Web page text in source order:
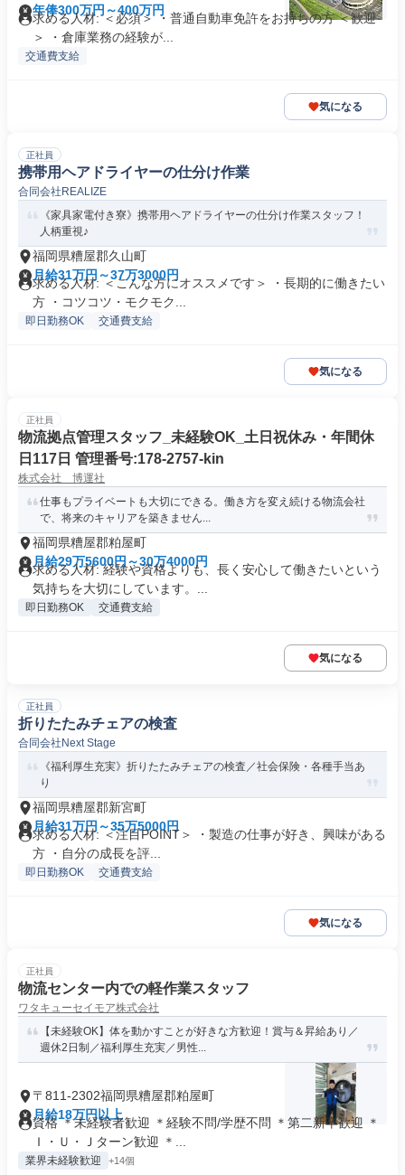
年俸300万円～400万円
求める人材: ＜必須＞ ・普通自動車免許をお持ちの方 ＜歓迎
＞ ・倉庫業務の経験が...
交通費支給
気になる
正社員
携帯用ヘアドライヤーの仕分け作業
合同会社REALIZE
《家具家電付き寮》携帯用ヘアドライヤーの仕分け作業スタッフ！
人柄重視♪
福岡県糟屋郡久山町
月給31万円～37万3000円
求める人材: ＜こんな方にオススメです＞ ・長期的に働きたい
方 ・コツコツ・モクモク...
即日勤務OK 交通費支給
気になる
正社員
物流拠点管理スタッフ_未経験OK_土日祝休み・年間休
日117日 管理番号:178-2757-kin
株式会社 博運社
仕事もプライベートも大切にできる。働き方を変え続ける物流会社
で、将来のキャリアを築きません...
福岡県糟屋郡粕屋町
月給29万5600円～30万4000円
求める人材: 経験や資格よりも、長く安心して働きたいという
気持ちを大切にしています。...
即日勤務OK 交通費支給
気になる
正社員
折りたたみチェアの検査
合同会社Next Stage
《福利厚生充実》折りたたみチェアの検査／社会保険・各種手当あ
り
福岡県糟屋郡新宮町
月給31万円～35万5000円
求める人材: ＜注目POINT＞ ・製造の仕事が好き、興味がある
方 ・自分の成長を評...
即日勤務OK 交通費支給
気になる
正社員
物流センター内での軽作業スタッフ
ワタキューセイモア株式会社
【未経験OK】体を動かすことが好きな方歓迎！賞与＆昇給あり／
週休2日制／福利厚生充実／男性...
〒811-2302福岡県糟屋郡粕屋町
月給18万円以上
資格 ＊未経験者歓迎 ＊経験不問/学歴不問 ＊第二新卒歓迎 ＊
Ｉ・Ｕ・Ｊターン歓迎 ＊...
業界未経験歓迎 +14個